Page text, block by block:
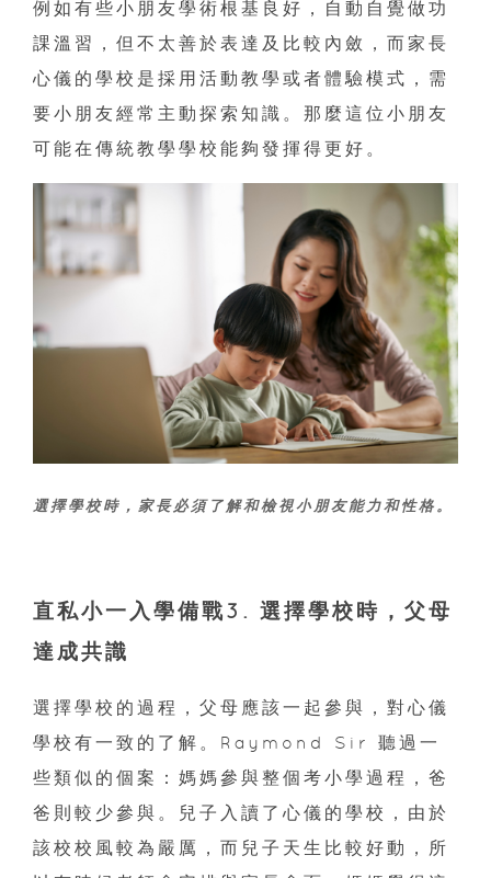
例如有些小朋友學術根基良好，自動自覺做功
課溫習，但不太善於表達及比較內斂，而家長
心儀的學校是採用活動教學或者體驗模式，需
要小朋友經常主動探索知識。那麼這位小朋友
可能在傳統教學學校能夠發揮得更好。
選擇學校時，家長必須了解和檢視小朋友能力和性格。
直私小一入學備戰3. 選擇學校時，父母
達成共識
選擇學校的過程，父母應該一起參與，對心儀
學校有一致的了解。Raymond Sir 聽過一
些類似的個案：媽媽參與整個考小學過程，爸
爸則較少參與。兒子入讀了心儀的學校，由於
該校校風較為嚴厲，而兒子天生比較好動，所